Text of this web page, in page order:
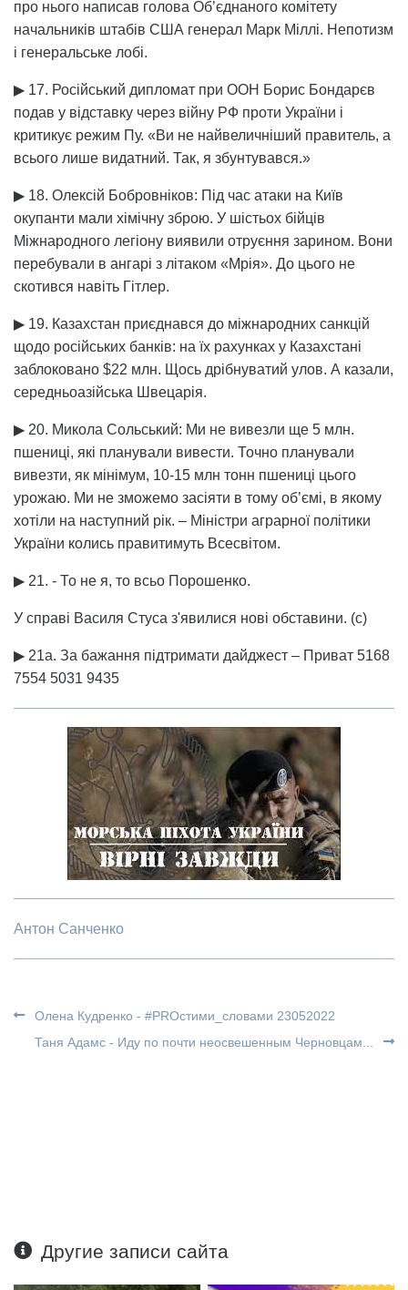
про нього написав голова Об’єднаного комітету
начальників штабів США генерал Марк Міллі. Непотизм
і генеральське лобі.
▶ 17. Російський дипломат при ООН Борис Бондарєв
подав у відставку через війну РФ проти України і
критикує режим Пу. «Ви не найвеличніший правитель, а
всього лише видатний. Так, я збунтувався.»
▶ 18. Олексій Бобровніков: Під час атаки на Київ
окупанти мали хімічну зброю. У шістьох бійців
Міжнародного легіону виявили отруєння зарином. Вони
перебували в ангарі з літаком «Мрія». До цього не
скотився навіть Гітлер.
▶ 19. Казахстан приєднався до міжнародних санкцій
щодо російських банків: на їх рахунках у Казахстані
заблоковано $22 млн. Щось дрібнуватий улов. А казали,
середньоазійська Швецарія.
▶ 20. Микола Сольський: Ми не вивезли ще 5 млн.
пшениці, які планували вивести. Точно планували
вивезти, як мінімум, 10-15 млн тонн пшениці цього
урожаю. Ми не зможемо засіяти в тому об’ємі, в якому
хотіли на наступний рік. – Міністри аграрної політики
України колись правитимуть Всесвітом.
▶ 21. - То не я, то всьо Порошенко.
У справі Василя Стуса з'явилися нові обставини. (с)
▶ 21а. За бажання підтримати дайджест – Приват 5168
7554 5031 9435
Антон Санченко
Олена Кудренко - #PROстими_словами 23052022
Таня Адамс - Иду по почти неосвешенным Черновцам...
Другие записи сайта